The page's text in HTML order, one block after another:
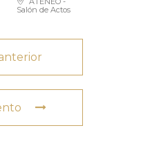
Salón de Actos